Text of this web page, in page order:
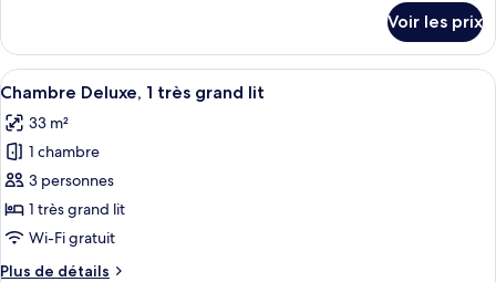
Suite
Junior
le
type
de
Suite
Junior
Voir les prix
Afficher
toutes
les
photos
pour
ce
type
Une chambre d’hôtel dotée d’un
3
Chambre Deluxe, 1 très grand lit
33 m²
1 chambre
3 personnes
1 très grand lit
Wi-Fi gratuit
Plus de détails
Plus